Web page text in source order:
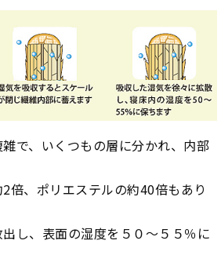
で、いくつもの層に分かれ、内部
倍、ポリエステルの約40倍もあり
し、表面の湿度を５０～５５％に